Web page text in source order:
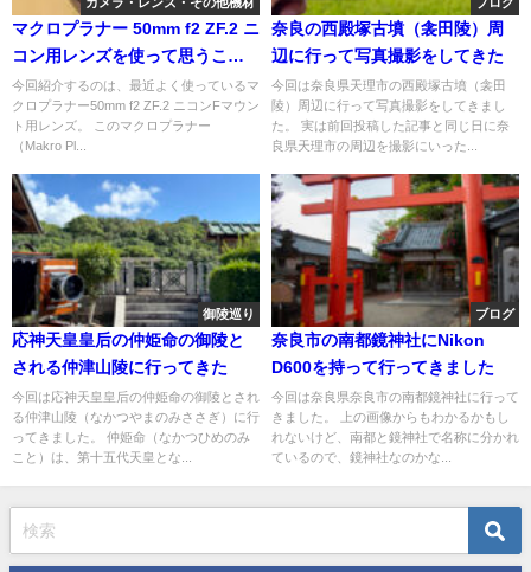
マクロプラナー 50mm f2 ZF.2 ニ
コン用レンズを使って思うこと
や作例
今回紹介するのは、最近よく使っているマ
クロプラナー50mm f2 ZF.2 ニコンFマウン
ト用レンズ。 このマクロプラナー
（Makro Pl...
奈良の西殿塚古墳（衾田陵）周
辺に行って写真撮影をしてきた
今回は奈良県天理市の西殿塚古墳（衾田
陵）周辺に行って写真撮影をしてきまし
た。 実は前回投稿した記事と同じ日に奈
良県天理市の周辺を撮影にいった...
御陵巡り
応神天皇皇后の仲姫命の御陵と
される仲津山陵に行ってきた
今回は応神天皇皇后の仲姫命の御陵とされ
る仲津山陵（なかつやまのみささぎ）に行
ってきました。 仲姫命（なかつひめのみ
こと）は、第十五代天皇とな...
ブログ
奈良市の南都鏡神社にNikon
D600を持って行ってきました
今回は奈良県奈良市の南都鏡神社に行って
きました。 上の画像からもわかるかもし
れないけど、南都と鏡神社で名称に分かれ
ているので、鏡神社なのかな...